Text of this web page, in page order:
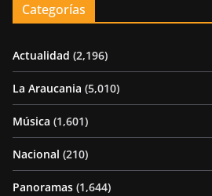
Categorías
Actualidad (2,196)
La Araucania (5,010)
Música (1,601)
Nacional (210)
Panoramas (1,644)